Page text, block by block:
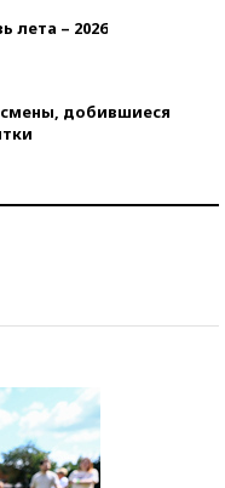
лета – 2026
добившиеся